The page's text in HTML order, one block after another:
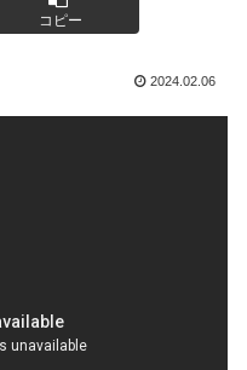
コピー
2024.02.06